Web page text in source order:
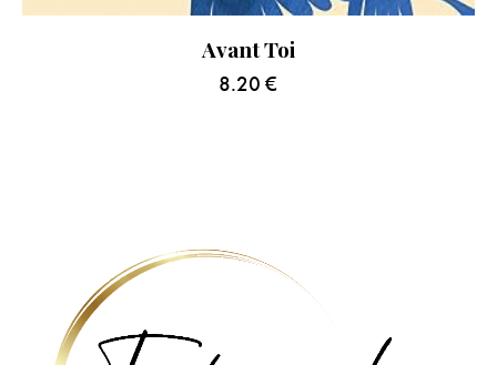
Avant Toi
8.20 €